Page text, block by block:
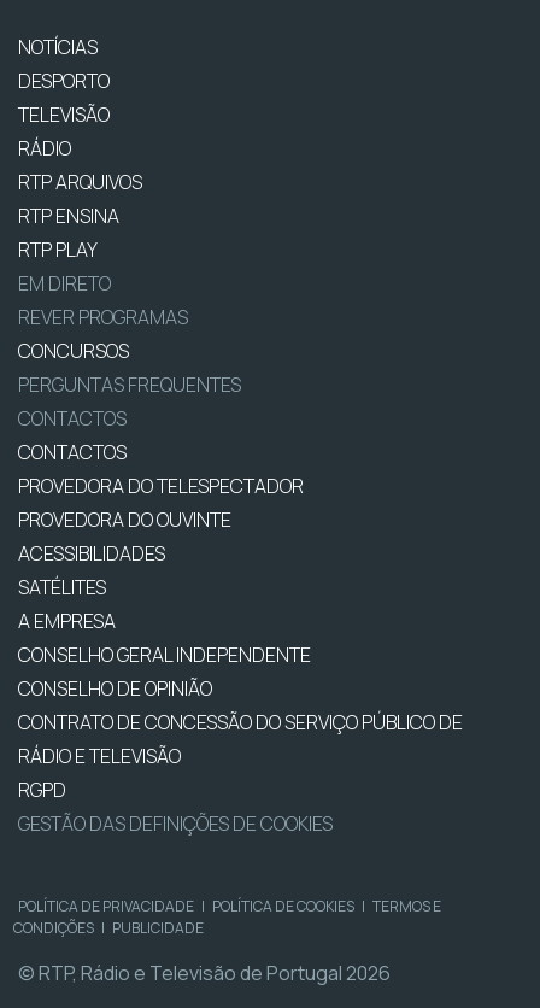
NOTÍCIAS
DESPORTO
TELEVISÃO
RÁDIO
RTP ARQUIVOS
RTP ENSINA
RTP PLAY
EM DIRETO
REVER PROGRAMAS
CONCURSOS
PERGUNTAS FREQUENTES
CONTACTOS
CONTACTOS
PROVEDORA DO TELESPECTADOR
PROVEDORA DO OUVINTE
ACESSIBILIDADES
SATÉLITES
A EMPRESA
CONSELHO GERAL INDEPENDENTE
CONSELHO DE OPINIÃO
CONTRATO DE CONCESSÃO DO SERVIÇO PÚBLICO DE
RÁDIO E TELEVISÃO
RGPD
GESTÃO DAS DEFINIÇÕES DE COOKIES
POLÍTICA DE PRIVACIDADE | POLÍTICA DE COOKIES | TERMOS E
CONDIÇÕES | PUBLICIDADE
© RTP, Rádio e Televisão de Portugal 2026